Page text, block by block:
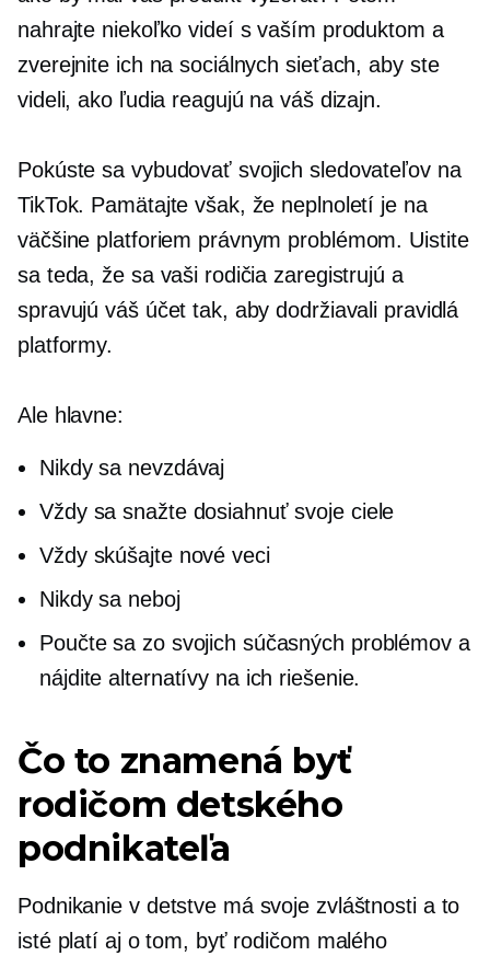
nahrajte niekoľko videí s vaším produktom a
zverejnite ich na sociálnych sieťach, aby ste
videli, ako ľudia reagujú na váš dizajn.
Pokúste sa vybudovať svojich sledovateľov na
TikTok. Pamätajte však, že neplnoletí je na
väčšine platforiem právnym problémom. Uistite
sa teda, že sa vaši rodičia zaregistrujú a
spravujú váš účet tak, aby dodržiavali pravidlá
platformy.
Ale hlavne:
Nikdy sa nevzdávaj
Vždy sa snažte dosiahnuť svoje ciele
Vždy skúšajte nové veci
Nikdy sa neboj
Poučte sa zo svojich súčasných problémov a
nájdite alternatívy na ich riešenie.
Čo to znamená byť
rodičom detského
podnikateľa
Podnikanie v detstve má svoje zvláštnosti a to
isté platí aj o tom, byť rodičom malého